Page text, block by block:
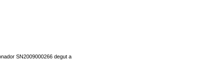
SN2009000266 degut a